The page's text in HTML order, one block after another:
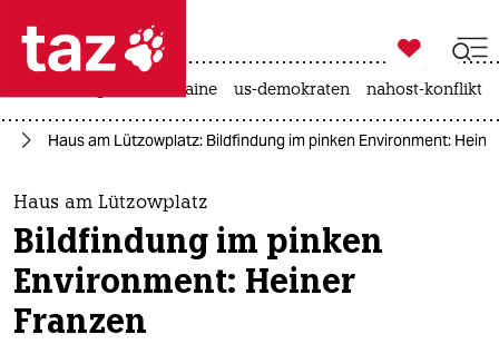
 taz zahl ich
taz zahl ich
themen
politik
öko

taz zahl ich
krieg in der ukraine us-demokraten nahost-konflikt
Haus am Lützowplatz: Bildfindung im pinken Environment:
Haus am Lützowplatz
Bildfindung im pinken
Environment: Heiner
Franzen